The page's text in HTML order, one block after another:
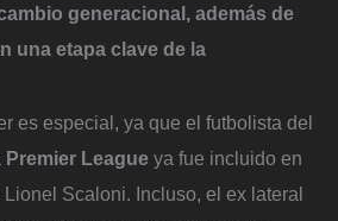
generacional, además de
una etapa clave de la
es especial, ya que el futbolista del
Premier League ya fue incluido en
Scaloni. Incluso, el ex lateral